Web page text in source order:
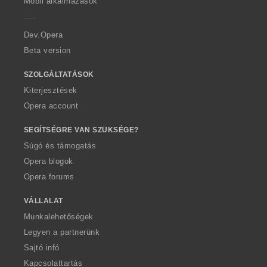
a
Dev.Opera
Beta version
SZOLGÁLTATÁSOK
Kiterjesztések
Opera account
SEGÍTSÉGRE VAN SZÜKSÉGE?
Súgó és támogatás
Opera blogok
Opera forums
VÁLLALAT
Munkalehetőségek
Legyen a partnerünk
Sajtó infó
Kapcsolattartás